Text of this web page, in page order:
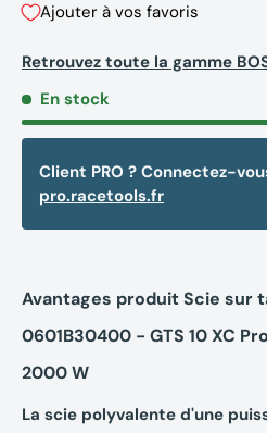
Ajouter à vos favoris
Retrouvez toute la gamme
En stock
Client PRO ? Connectez-
pro.racetools.fr
Avantages produit Scie sur
0601B30400 - GTS 10 XC
2000 W
La scie polyvalente d'une